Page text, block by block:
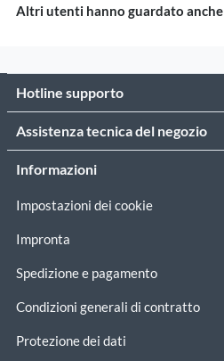
Altri utenti hanno guardato anche
Hotline supporto
Assistenza tecnica del negozio
Informazioni
Impostazioni dei cookie
Impronta
Spedizione e pagamento
Condizioni generali di contratto
Protezione dei dati